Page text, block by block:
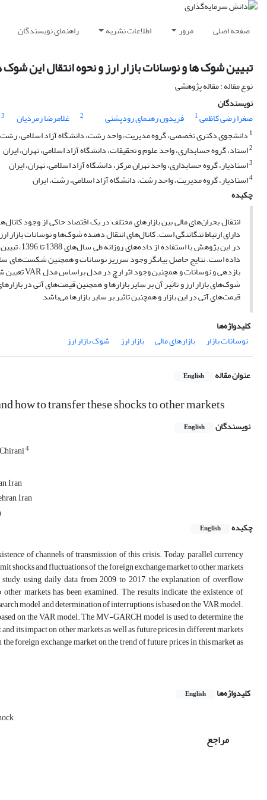
صفحه اصلی مرور اطلاعات نشریه راهنمای نویسندگان
تبیین شوک ها و نوسانات بازار ارز و نحوه انتقال این شوک
نوع مقاله : مقاله پژوهشی
نویسندگان
صغرا رضی کاظمی1 فریدون رهنمای رودپشتی 2 غلامرضا زمردیان 3
1دانشجوی دکتری تخصصی، گروه مدیریت، واحد رشت، دانشگاه آزاد اسلامی،
2استاد، گروه حسابداری، واحد علوم و تحقیقات، دانشگاه آزاد اسلامی، تهران، ایران
3استادیار، گروه حسابداری، واحد تهران مرکز، دانشگاه آزاد اسلامی، تهران، ایران
4استادیار، گروه مدیریت، واحد رشت، دانشگاه آزاد اسلامی، رشت، ایران
چکیده
انتقال بحران‌های مالی بین بازارهای مختلف در یک اقتصاد حاکی از وجود
دارای ارتباط تنگاتنگی است. کانال‌های انتقال دهنده شوک‌ها و نوسانات بازار
در این
قیمت‌های آتی در این بازار و همچنین تاثیر بر سایر بازارها می‌باشد
کلیدواژه‌ها
نوسانات بازار
بازارهای مالی بازار ارز شوک بازار ارز
عنوان مقاله English
how to transfer these shocks to other markets
نویسندگان English
4
Iran
Iran
چکیده
English
of channels of transmission of this crisis. Today, parallel currency
shocks and fluctuations of the foreign exchange market to other markets
using daily data from 2009 to 2017, the explanation of overflow
markets has been examined. The results indicate the existence of
model and determination of interruptions is based on the VAR model.
on the VAR model. The MV-GARCH model is used to determine the
its impact on other markets as well as future prices in different markets
foreign exchange market on the trend of future prices in this market as
کلیدواژه‌ها English
مراجع